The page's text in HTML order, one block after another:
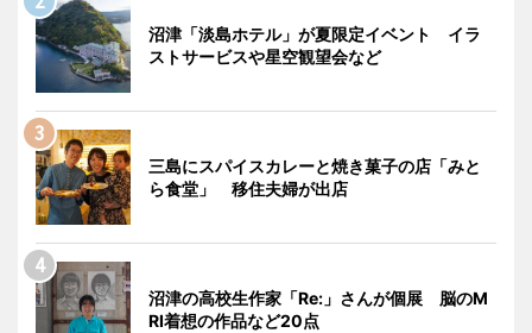
沼津「淡島ホテル」が夏限定イベント イラ
ストサービスや星空観望会など
三島にスパイスカレーと焼き菓子の店「みと
ら食堂」 移住夫婦が出店
沼津の高校生作家「Re:」さんが個展 脳のM
RI着想の作品など20点